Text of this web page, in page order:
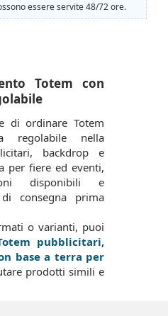
essere servite 48/72 ore.
Totem con
di ordinare Totem
regolabile nella
backdrop e
per fiere ed eventi,
disponibili e
consegna prima
o varianti, puoi
pubblicitari,
base a terra per
prodotti simili e